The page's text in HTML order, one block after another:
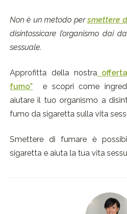
Non è un metodo persmettere
disintossicare l’organismo dai
sessuale.
Approfitta della nostraofferta
fumo” e scopri come
aiutare il tuo organismo a
fumo da sigaretta sulla vita
Smettere di fumare è
sigaretta e aiuta la tua vita